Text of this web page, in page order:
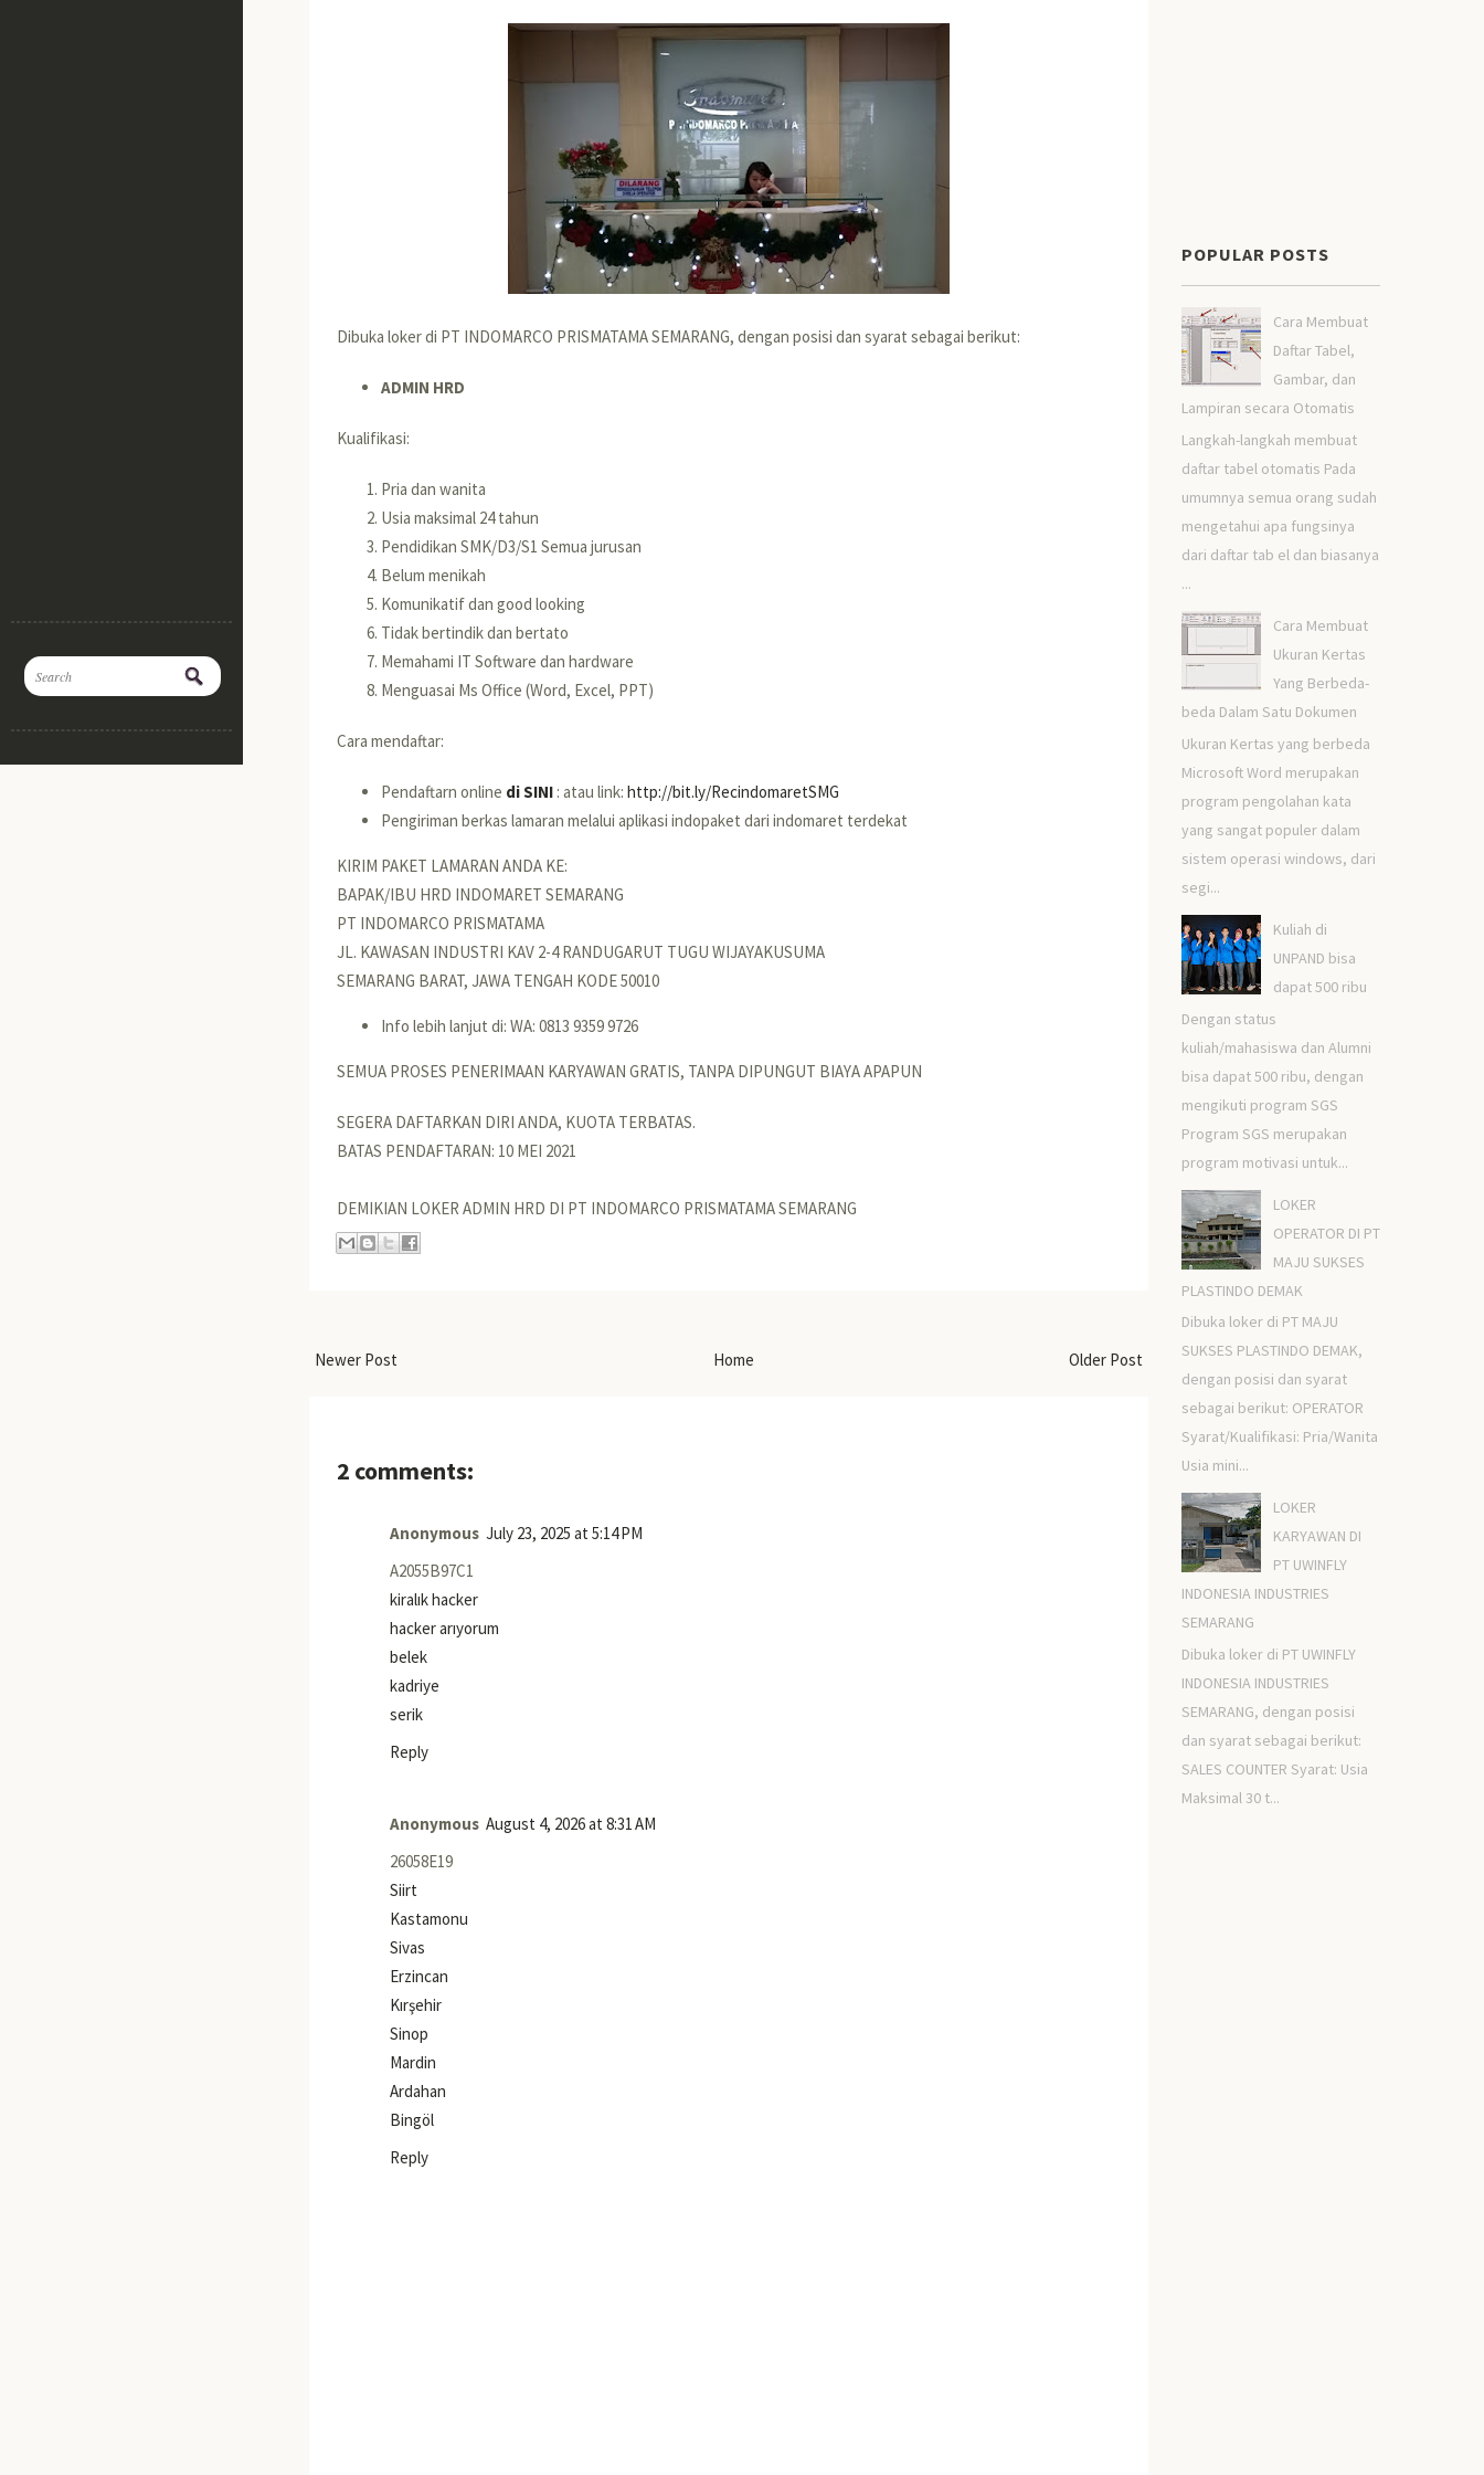
Dibuka loker di PT INDOMARCO PRISMATAMA SEMARANG, dengan posisi dan syarat sebagai berikut:
ADMIN HRD
Kualifikasi:
Pria dan wanita
Usia maksimal 24 tahun
Pendidikan SMK/D3/S1 Semua jurusan
Belum menikah
Komunikatif dan good looking
Tidak bertindik dan bertato
Memahami IT Software dan hardware
Menguasai Ms Office (Word, Excel, PPT)
Cara mendaftar:
Pendaftarn online di SINI : atau link: http://bit.ly/RecindomaretSMG
Pengiriman berkas lamaran melalui aplikasi indopaket dari indomaret terdekat
KIRIM PAKET LAMARAN ANDA KE:
BAPAK/IBU HRD INDOMARET SEMARANG
PT INDOMARCO PRISMATAMA
JL. KAWASAN INDUSTRI KAV 2-4 RANDUGARUT TUGU WIJAYAKUSUMA
SEMARANG BARAT, JAWA TENGAH KODE 50010
Info lebih lanjut di: WA: 0813 9359 9726
SEMUA PROSES PENERIMAAN KARYAWAN GRATIS, TANPA DIPUNGUT BIAYA APAPUN
SEGERA DAFTARKAN DIRI ANDA, KUOTA TERBATAS.
BATAS PENDAFTARAN: 10 MEI 2021
DEMIKIAN LOKER ADMIN HRD DI PT INDOMARCO PRISMATAMA SEMARANG
Newer Post Older Post
Home
2 comments:
Anonymous July 23, 2025 at 5:14 PM
A2055B97C1
kiralık hacker
hacker arıyorum
belek
kadriye
serik
Reply
Anonymous August 4, 2026 at 8:31 AM
26058E19
Siirt
Kastamonu
Sivas
Erzincan
Kırşehir
Sinop
Mardin
Ardahan
Bingöl
Reply
POPULAR POSTS
Cara Membuat
Daftar Tabel,
Gambar, dan
Lampiran secara Otomatis
Langkah-langkah membuat
daftar tabel otomatis Pada
umumnya semua orang sudah
mengetahui apa fungsinya
dari daftar tab el dan biasanya
...
Cara Membuat
Ukuran Kertas
Yang Berbeda-
beda Dalam Satu Dokumen
Ukuran Kertas yang berbeda
Microsoft Word merupakan
program pengolahan kata
yang sangat populer dalam
sistem operasi windows, dari
segi...
Kuliah di
UNPAND bisa
dapat 500 ribu
Dengan status
kuliah/mahasiswa dan Alumni
bisa dapat 500 ribu, dengan
mengikuti program SGS
Program SGS merupakan
program motivasi untuk...
LOKER
OPERATOR DI PT
MAJU SUKSES
PLASTINDO DEMAK
Dibuka loker di PT MAJU
SUKSES PLASTINDO DEMAK,
dengan posisi dan syarat
sebagai berikut: OPERATOR
Syarat/Kualifikasi: Pria/Wanita
Usia mini...
LOKER
KARYAWAN DI
PT UWINFLY
INDONESIA INDUSTRIES
SEMARANG
Dibuka loker di PT UWINFLY
INDONESIA INDUSTRIES
SEMARANG, dengan posisi
dan syarat sebagai berikut:
SALES COUNTER Syarat: Usia
Maksimal 30 t...